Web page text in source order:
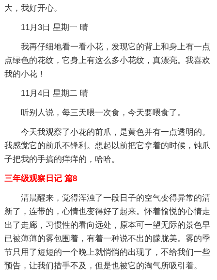
大，我好开心。
11月3日 星期一 晴
我再仔细地看一看小花，发现它的背上和身上有一点
点绿色的花纹，它身上有这么多小花纹，真漂亮。我喜欢
我的小花！
11月4日 星期二 晴
听别人说，每三天喂一次食，今天要喂食了。
今天我观察了小花的前爪，是黄色并有一点透明的。
我感觉它的前爪不锋利。想起以前把它拿着的时候，钝爪
子把我的手搞的痒痒的，哈哈。
三年级观察日记 篇8
清晨醒来，觉得浑浊了一段日子的空气变得异常的清
新了，连带的，心情也变得好了起来。怀着愉悦的心情走
出了走廊，习惯性的看向远处，原本可一望无际的景色早
已被薄薄的雾包围着，有着一种说不出的朦胧美。雾的季
节只用了短短的一个晚上就悄悄的出现了，不给我们一些
预告，让我们措手不及，但是也被它的淘气所吸引着。